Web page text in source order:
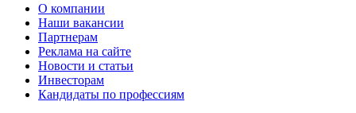
О компании
Наши вакансии
Партнерам
Реклама на сайте
Новости и статьи
Инвесторам
Кандидаты по профессиям